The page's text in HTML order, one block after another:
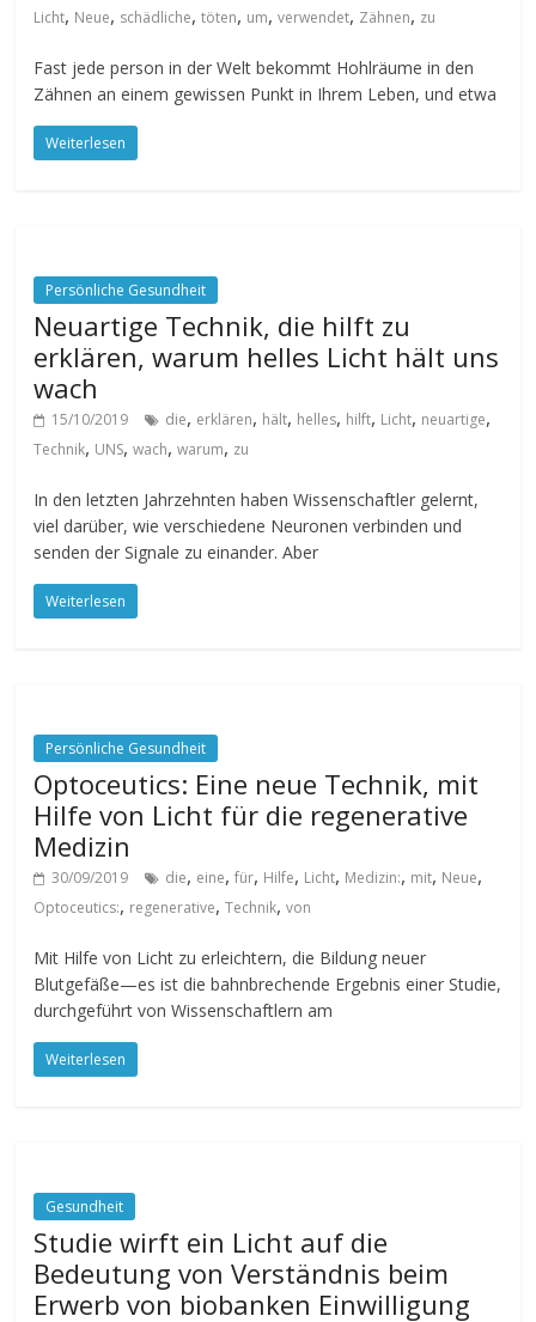
Licht, Neue, schädliche,töten, um,verwendet, Zähnen, zu
Fast jede person in der Welt bekommt Hohlräume in den
Zähnen an einem gewissen Punkt in Ihrem Leben, und etwa
Weiterlesen
Persönliche Gesundheit
Neuartige Technik, die hilft zu
erklären, warum helles Licht hält uns
wach
15/10/2019 die, erklären, hält, helles, hilft, Licht, neuartige,
Technik, UNS,wach,warum, zu
In den letzten Jahrzehnten haben Wissenschaftler gelernt,
viel darüber, wie verschiedene Neuronen verbinden und
senden der Signale zu einander. Aber
Weiterlesen
Persönliche Gesundheit
Optoceutics: Eine neue Technik, mit
Hilfe von Licht für die regenerative
Medizin
30/09/2019 die, eine,für, Hilfe, Licht, Medizin:, mit, Neue,
Optoceutics:, regenerative,Technik,von
Mit Hilfe von Licht zu erleichtern, die Bildung neuer
Blutgefäße—es ist die bahnbrechende Ergebnis einer Studie,
durchgeführt von Wissenschaftlern am
Weiterlesen
Gesundheit
Studie wirft ein Licht auf die
Bedeutung von Verständnis beim
Erwerb von biobanken Einwilligung